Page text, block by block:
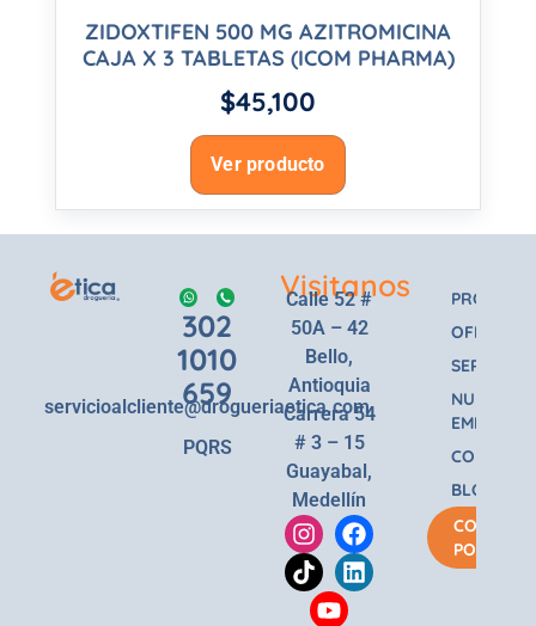
ZIDOXTIFEN 500 MG AZITROMICINA
CAJA X 3 TABLETAS (ICOM PHARMA)
$45,100
Ver producto
302
1010
659
servicioalcliente@drogueriaetica.com
PQRS
Visitanos
Calle 52 #
50A – 42
Bello,
Antioquia
Carrera 54
# 3 – 15
Guayabal,
Medellín
OFERTAS
SERVICIOS
NUESTRA
EMPRESA
BLOG
COMPRA
POR